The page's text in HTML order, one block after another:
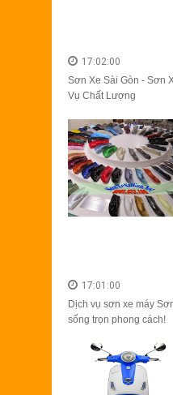
17:02:00
Sơn Xe Sài Gòn - Sơn
Vụ Chất Lượng
17:01:00
Dịch vụ sơn xe máy
sống trọn phong cách!